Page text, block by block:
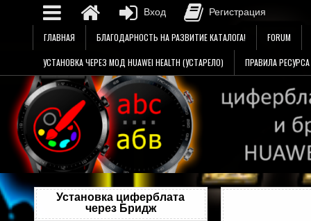
содержимому
ГЛАВНАЯ БЛАГОДАРНОСТЬ НА РАЗВИТИЕ КАТАЛОГА! FORUM
УСТАНОВКА ЧЕРЕЗ МОД HUAWEI HEALTH (УСТАРЕЛО) ПРАВИЛА РЕСУРСА
Установка циферблата
через Бридж
Вход Регистрация